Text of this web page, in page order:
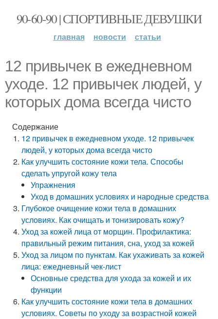
90-60-90 | СПОРТИВНЫЕ ДЕВУШКИ
главная новости статьи
12 привычек в ежедневном
уходе. 12 привычек людей, у
которых дома всегда чисто
Содержание
12 привычек в ежедневном уходе. 12 привычек
людей, у которых дома всегда чисто
Как улучшить состояние кожи тела. Способы
сделать упругой кожу тела
Упражнения
Уход в домашних условиях и народные средства
Глубокое очищение кожи тела в домашних
условиях. Как очищать и тонизировать кожу?
Уход за кожей лица от морщин. Профилактика:
правильный режим питания, сна, уход за кожей
Уход за лицом по пунктам. Как ухаживать за кожей
лица: ежедневный чек-лист
Основные средства для ухода за кожей и их
функции
Как улучшить состояние кожи тела в домашних
условиях. Советы по уходу за возрастной кожей